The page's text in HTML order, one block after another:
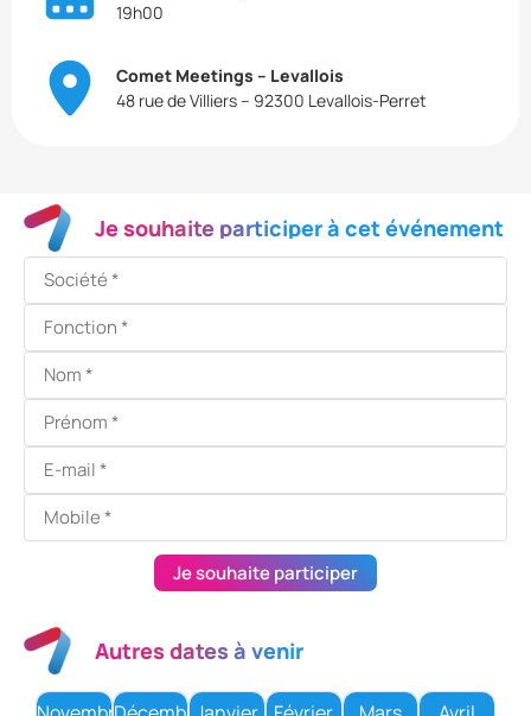
19h00
Comet Meetings – Levallois
48 rue de Villiers – 92300 Levallois-Perret
Je souhaite participer à cet événement
Je souhaite participer
Autres dates à venir